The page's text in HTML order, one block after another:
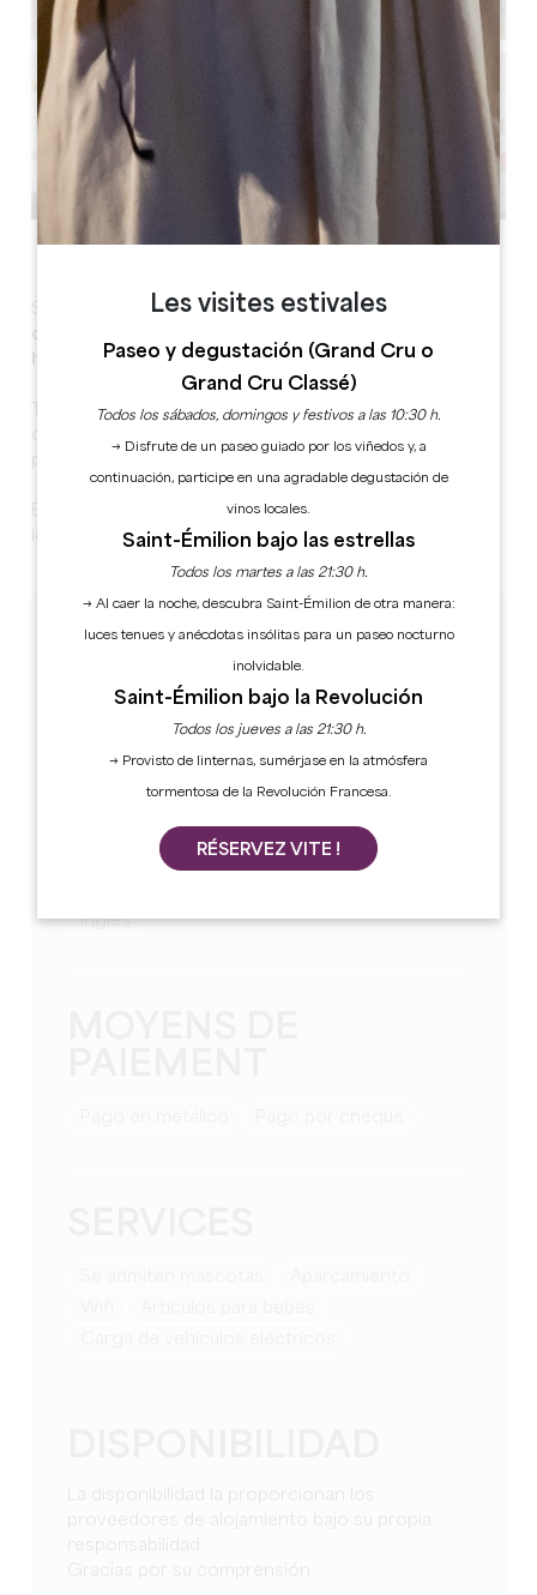
Ver todas las fotos
Situado en el corazón de la ciudad medieval,
de la Tourelle
habitaciones y su amueblado.
Todos están equipados con un baño independiente
con ducha y aseo, tienen una zona de descanso y
pueden aprovechar el aparcamiento privado.
encantador alojamientoserá el punto de partida
ideal para descubrir el Saint-Emilionnais y sus viñedos!
TARIFS
Precio de las habitaciones desde: 65€/noche
Desayuno: 0€/persona
1.11€/persona/noche
Tasa turística incluida en el precio
LANGUES
Ingles
Les visites estivales
Paseo y degustación (Grand Cru o
Grand Cru Classé)
Todos los sábados, domingos y festivos a las 10:30 h.
→ Disfrute de un paseo guiado por los viñedos y, a
continuación, participe en una agradable degustación de
vinos locales.
Saint-Émilion bajo las estrellas
Todos los martes a las 21:30 h.
→ Al caer la noche, descubra Saint-Émilion de otra manera:
luces tenues y anécdotas insólitas para un paseo nocturno
inolvidable.
Saint-Émilion bajo la Revolución
Todos los jueves a las 21:30 h.
→ Provisto de linternas, sumérjase en la atmósfera
tormentosa de la Revolución Francesa.
RÉSERVEZ VITE !